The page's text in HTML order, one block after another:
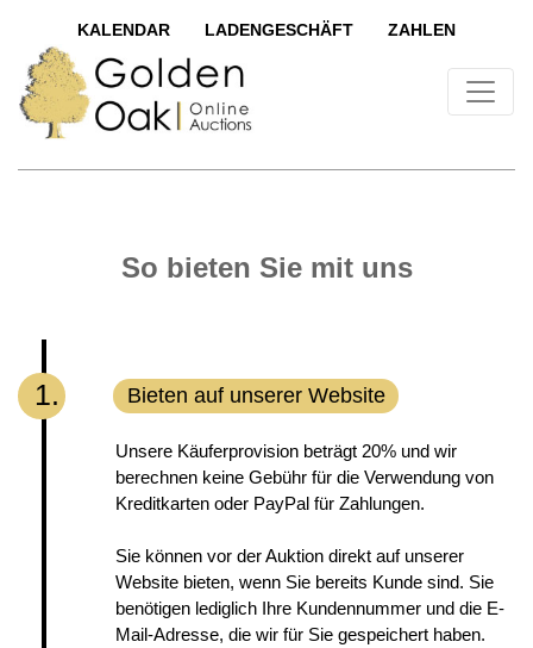
KALENDAR LADENGESCHÄFT ZAHLEN
So bieten Sie mit uns
1. Bieten auf unserer Website
Unsere Käuferprovision beträgt 20% und wir
berechnen keine Gebühr für die Verwendung von
Kreditkarten oder PayPal für Zahlungen.
Sie können vor der Auktion direkt auf unserer
Website bieten, wenn Sie bereits Kunde sind. Sie
benötigen lediglich Ihre Kundennummer und die E-
Mail-Adresse, die wir für Sie gespeichert haben.